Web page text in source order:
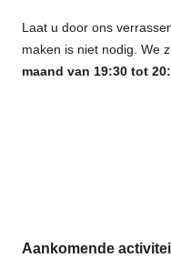
Laat u door ons
maken is niet nodig. We
maand van 19:30 tot
Aankomende